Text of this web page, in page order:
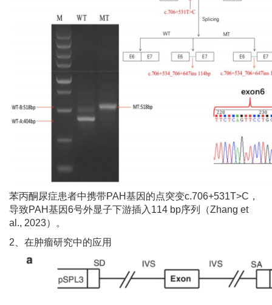
苯丙酮尿症患者中携带PAH基因的点突变c.706+531T>C，
导致PAH基因6号外显子下游插入114 bp序列（Zhang et
al., 2023）。
2、在肿瘤研究中的应用